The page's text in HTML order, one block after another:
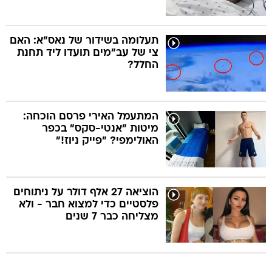
תעלומה בשידור של נאס"א: האם
צי של עב"מים תועדו ליד תחנת
החלל?
המתעמל האירי פרסם הוכחה:
מיטות "אנטי-סקס" בכפר
האולימפי? "פייק ניוז!"
הוציאה 27 אלף דולר על ניתוחים
פלסטיים כדי למצוא חבר - ולא
מצליחה כבר 7 שנים